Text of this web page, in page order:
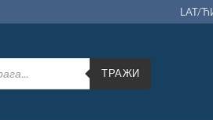
LAT/
ТРАЖИ